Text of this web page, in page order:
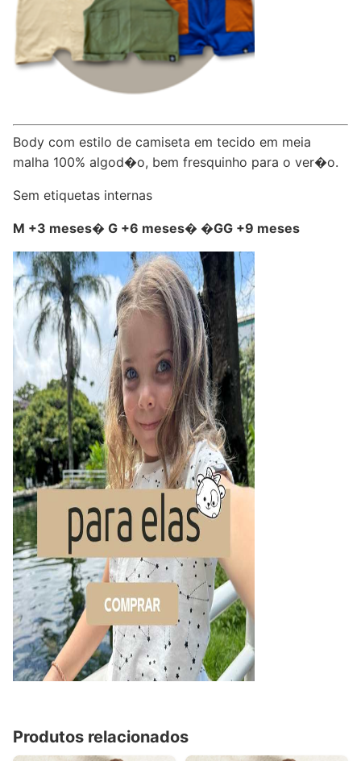
Body com estilo de camiseta em tecido em meia
malha 100% algod�o, bem fresquinho para o ver�o.
Sem etiquetas internas
M +3 meses� G +6 meses� �GG +9 meses
Produtos relacionados